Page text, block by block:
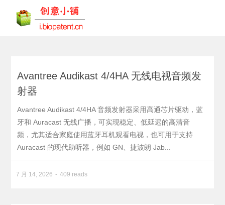
Avantree Audikast 4/4HA 无线电视音频发
射器
Avantree Audikast 4/4HA 音频发射器采用高通芯片驱动，蓝
牙和 Auracast 无线广播，可实现稳定、低延迟的高清音
频，尤其适合家庭使用蓝牙耳机观看电视，也可用于支持
Auracast 的现代助听器，例如 GN、捷波朗 Jab...
7 月 14, 2026 409 reads